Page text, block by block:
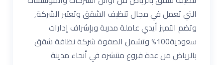
التي تعمل في مجال تنظيف الشقق وتعتبر الشركة,
وتضم التميز أيدي عاملة مدربة وبإشراف إدارات
سعودية100% وتشمل الصفوة شركة نظافة شقق
بالرياض من عدة فروع منتشره في أنحاء مدينة